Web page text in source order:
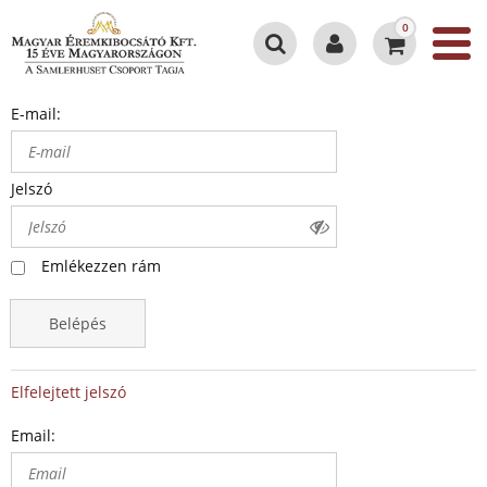
0
E-mail:
Jelszó
Emlékezzen rám
Belépés
Elfelejtett jelszó
Email: